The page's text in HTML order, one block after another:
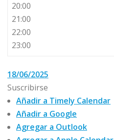
20:00
21:00
22:00
23:00
18/06/2025
Suscribirse
Añadir a Timely Calendar
Añadir a Google
Agregar a Outlook